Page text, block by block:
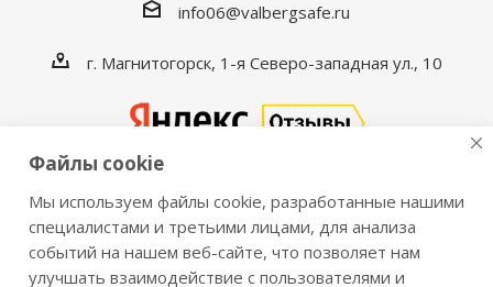
info06@valbergsafe.ru
г. Магнитогорск, 1-я Северо-западная ул., 10
2016-2026 © VALBERGSAFE.RU — Интернет-магазин
сейфов Valberg и металлической мебели Практик.
Продажа сейфов для дома и офиса, металлических
Файлы cookie
Мы используем файлы cookie, разработанные нашими
специалистами и третьими лицами, для анализа
событий на нашем веб-сайте, что позволяет нам
улучшать взаимодействие с пользователями и